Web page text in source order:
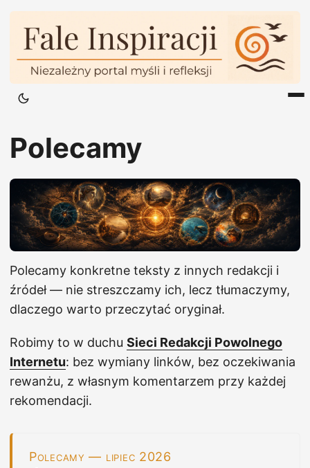
Polecamy
Polecamy konkretne teksty z innych redakcji i
źródeł — nie streszczamy ich, lecz tłumaczymy,
dlaczego warto przeczytać oryginał.
Robimy to w duchu Sieci Redakcji Powolnego
Internetu: bez wymiany linków, bez oczekiwania
rewanżu, z własnym komentarzem przy każdej
rekomendacji.
Polecamy — lipiec 2026